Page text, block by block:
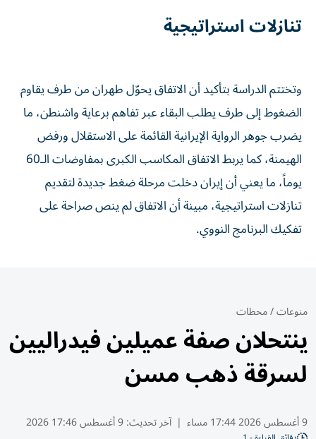
تنازلات استراتيجية
وتختتم الدراسة بتأكيد أن الاتفاق يحوّل طهران من طرف يقاوم
الضغوط إلى طرف يطلب البقاء عبر تفاهم برعاية واشنطن، ما
يضرب جوهر الرواية الإيرانية القائمة على الاستقلال ورفض
الهيمنة، كما يربط الاتفاق المكاسب الكبرى بمفاوضات الـ60
يوماً، ما يعني أن إيران دخلت مرحلة ضغط جديدة لتقديم
تنازلات استراتيجية، مبينة أن الاتفاق لم ينص صراحة على
تفكيك البرنامج النووي.
منوعات/محطات
ينتحلان صفة عميلين فيدراليين
لسرقة ذهب مسن
9 أغسطس 2026 17:44 مساء | آخر تحديث:9 أغسطس 17:46 2026